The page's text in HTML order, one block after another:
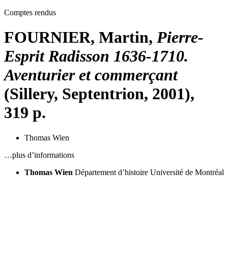
Comptes rendus
FOURNIER, Martin, Pierre-
Esprit Radisson 1636-1710.
Aventurier et commerçant
(Sillery, Septentrion, 2001),
319 p.
Thomas Wien
…plus d’informations
Thomas Wien Département d’histoire Université de Montréal